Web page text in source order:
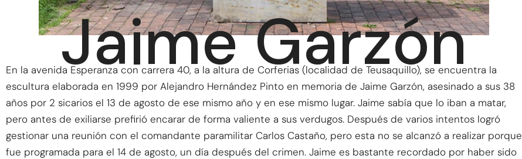
Jaime Garzón
En la avenida Esperanza con carrera 40, a la altura de Corferias (localidad de Teusaquillo), se encuentra la
escultura elaborada en 1999 por Alejandro Hernández Pinto en memoria de Jaime Garzón, asesinado a sus 38
años por 2 sicarios el 13 de agosto de ese mismo año y en ese mismo lugar. Jaime sabía que lo iban a matar,
pero antes de exiliarse prefirió encarar de forma valiente a sus verdugos. Después de varios intentos logró
gestionar una reunión con el comandante paramilitar Carlos Castaño, pero esta no se alcanzó a realizar porque
fue programada para el 14 de agosto, un día después del crimen. Jaime es bastante recordado por haber sido